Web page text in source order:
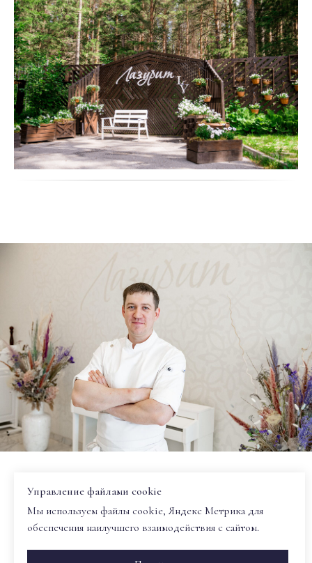
Управление файлами cookie
Мы используем файлы cookie, Яндекс Метрика для
обеспечения наилучшего взаимодействия с сайтом.
Шеф-повар с 18-летним опытом и лидером гастрономических проектов.
С 2019 года он вкладывает душу в «Лазурит», создавая блюда, где один